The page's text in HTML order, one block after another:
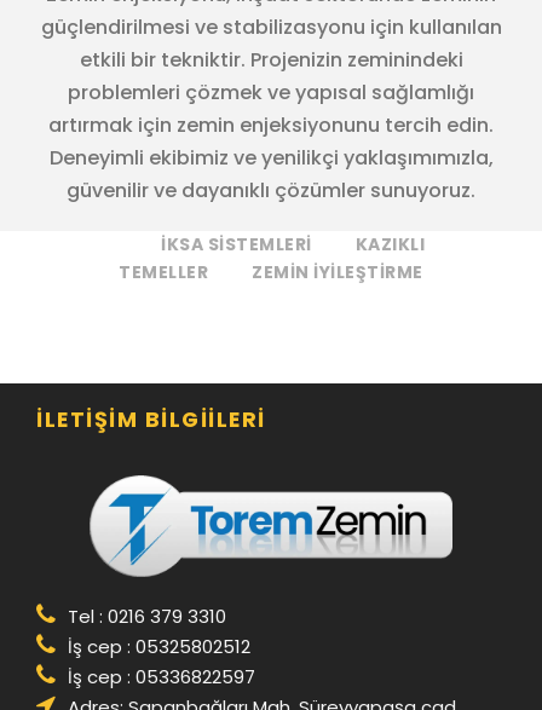
güçlendirilmesi ve stabilizasyonu için kullanılan
etkili bir tekniktir. Projenizin zeminindeki
problemleri çözmek ve yapısal sağlamlığı
artırmak için zemin enjeksiyonunu tercih edin.
Deneyimli ekibimiz ve yenilikçi yaklaşımımızla,
güvenilir ve dayanıklı çözümler sunuyoruz.
IKSA SISTEMLERI
KAZIKLI
TEMELLER
ZEMIN IYILEŞTIRME
İLETIŞIM BILGIILERI
Tel : 0216 379 3310
İş cep : 05325802512
İş cep : 05336822597